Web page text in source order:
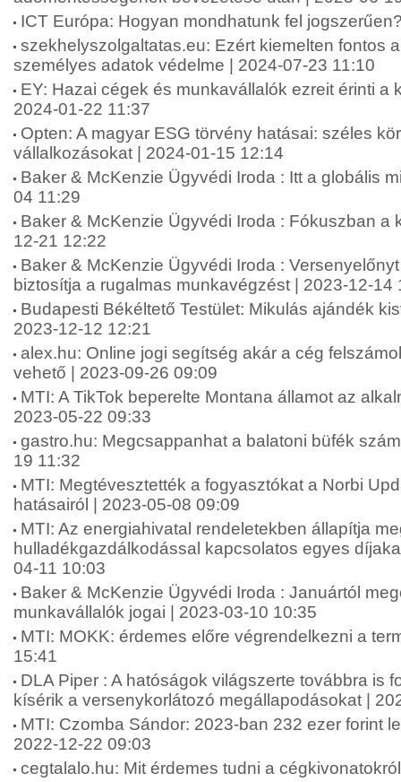
ICT Európa: Hogyan mondhatunk fel
szekhelyszolgaltatas.eu: Ezért kiemelten fontos
személyes adatok védelme | 2024-07-23 11:10
EY: Hazai cégek és munkavállalók ezreit érinti a
2024-01-22 11:37
Opten: A magyar ESG törvény hatásai: széles
vállalkozásokat | 2024-01-15 12:14
Baker & McKenzie Ügyvédi Iroda : Itt a globális
04 11:29
Baker & McKenzie Ügyvédi Iroda : Fókuszban a
12-21 12:22
Baker & McKenzie Ügyvédi Iroda :
biztosítja a rugalmas munkavégzést | 2023-12-14
Budapesti Békéltető Testület: Mikulás ajándék
2023-12-12 12:21
alex.hu: Online jogi segítség akár a cég
vehető | 2023-09-26 09:09
MTI: A TikTok beperelte Montana államot az
2023-05-22 09:33
gastro.hu: Megcsappanhat a balatoni büfék
19 11:32
MTI: Megtévesztették a fogyasztókat a Norbi
hatásairól | 2023-05-08 09:09
MTI: Az energiahivatal rendeletekben állapítja
hulladékgazdálkodással kapcsolatos egyes
04-11 10:03
Baker & McKenzie Ügyvédi Iroda : Januártól
munkavállalók jogai | 2023-03-10 10:35
MTI: MOKK: érdemes előre végrendelkezni a
15:41
DLA Piper : A hatóságok világszerte továbbra is
kísérik a versenykorlátozó megállapodásokat |
MTI: Czomba Sándor: 2023-ban 232 ezer forint
2022-12-22 09:03
cegtalalo.hu: Mit érdemes tudni a